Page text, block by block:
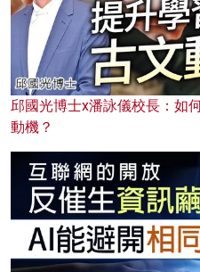
邱國光博士x潘詠儀校長：如
動機？